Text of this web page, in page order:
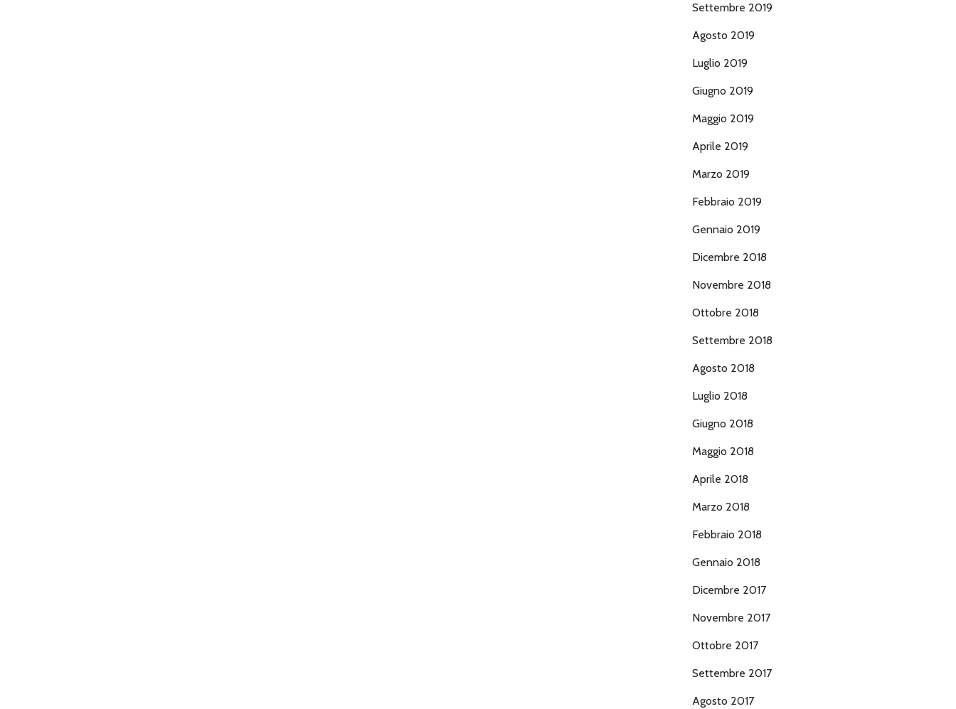
Settembre 2019
Agosto 2019
Luglio 2019
Giugno 2019
Maggio 2019
Aprile 2019
Marzo 2019
Febbraio 2019
Gennaio 2019
Dicembre 2018
Novembre 2018
Ottobre 2018
Settembre 2018
Agosto 2018
Luglio 2018
Giugno 2018
Maggio 2018
Aprile 2018
Marzo 2018
Febbraio 2018
Gennaio 2018
Dicembre 2017
Novembre 2017
Ottobre 2017
Settembre 2017
Agosto 2017